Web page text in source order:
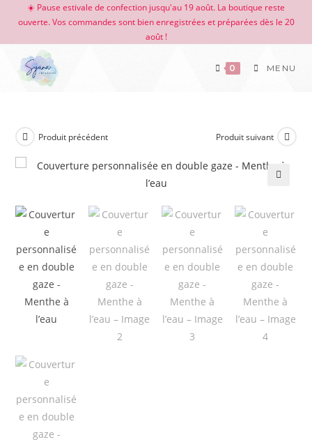
☀️ Pause estivale de confection jusqu'au 19 août. La boutique reste
ouverte. Vos commandes sont bien enregistrées et préparées dès le 20
août !
0 MENU
Produit précédent Produit suivant